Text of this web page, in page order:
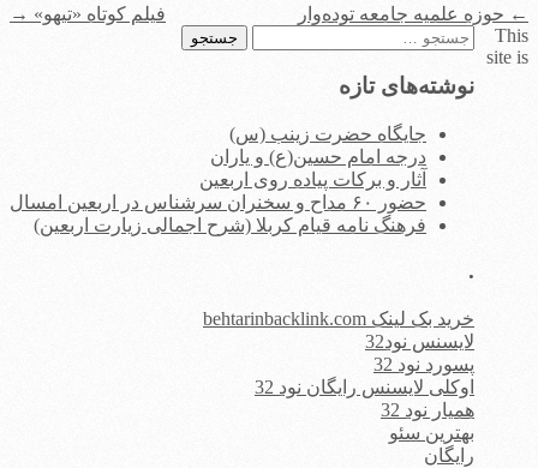
← حوزه علمیه جامعه توده‌وار فیلم کوتاه «تیهو» →
جستجو
نوشته‌های تازه
جایگاه حضرت زینب (س)
درجه امام حسین(ع) و یاران
آثار و برکات پیاده روی اربعین
حضور ۶۰ مداح و سخنران سرشناس در اربعین امسال
فرهنگ نامه قیام کربلا (شرح اجمالی زیارت اربعین)
.
خرید بک لینک behtarinbacklink.com
لایسنس نود32
پسورد نود 32
اوکلی لایسنس رایگان نود 32
همیار نود 32
بهترین سئو
رایگان
This
site is